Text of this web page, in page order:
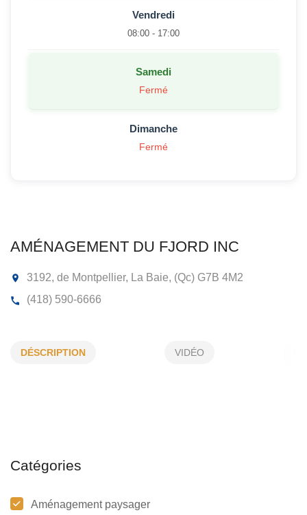
AMÉNAGEMENT DU FJORD INC
DÉSCRIPTION VIDÉO
Catégories
Aménagement paysager
Vendredi
08:00 - 17:00
Samedi
Fermé
Dimanche
Fermé